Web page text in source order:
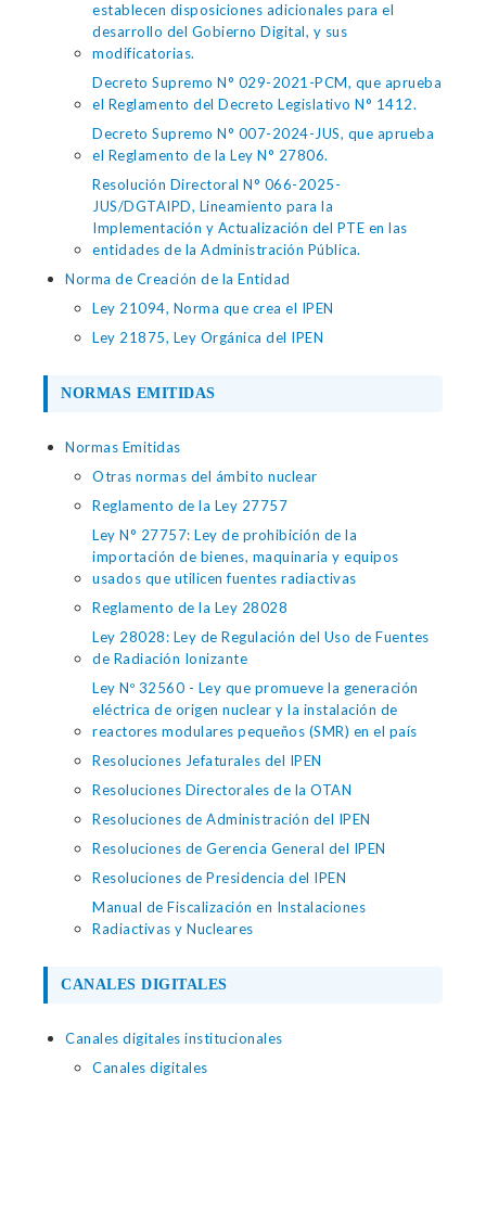
establecen disposiciones adicionales para el
desarrollo del Gobierno Digital, y sus
modificatorias.
Decreto Supremo N° 029-2021-PCM, que aprueba
el Reglamento del Decreto Legislativo N° 1412.
Decreto Supremo N° 007-2024-JUS, que aprueba
el Reglamento de la Ley N° 27806.
Resolución Directoral N° 066-2025-
JUS/DGTAIPD, Lineamiento para la
Implementación y Actualización del PTE en las
entidades de la Administración Pública.
Norma de Creación de la Entidad
Ley 21094, Norma que crea el IPEN
Ley 21875, Ley Orgánica del IPEN
NORMAS EMITIDAS
Normas Emitidas
Otras normas del ámbito nuclear
Reglamento de la Ley 27757
Ley N° 27757: Ley de prohibición de la
importación de bienes, maquinaria y equipos
usados que utilicen fuentes radiactivas
Reglamento de la Ley 28028
Ley 28028: Ley de Regulación del Uso de Fuentes
de Radiación Ionizante
Ley Nº 32560 - Ley que promueve la generación
eléctrica de origen nuclear y la instalación de
reactores modulares pequeños (SMR) en el país
Resoluciones Jefaturales del IPEN
Resoluciones Directorales de la OTAN
Resoluciones de Administración del IPEN
Resoluciones de Gerencia General del IPEN
Resoluciones de Presidencia del IPEN
Manual de Fiscalización en Instalaciones
Radiactivas y Nucleares
CANALES DIGITALES
Canales digitales institucionales
Canales digitales